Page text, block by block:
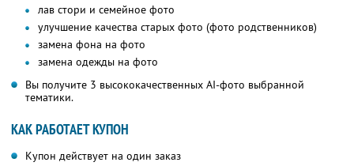
лав стори и семейное фото
улучшение качества старых фото (фото родственников)
замена фона на фото
замена одежды на фото
Вы получите 3 высококачественных AI-фото выбранной
тематики.
КАК РАБОТАЕТ КУПОН
Купон действует на один заказ